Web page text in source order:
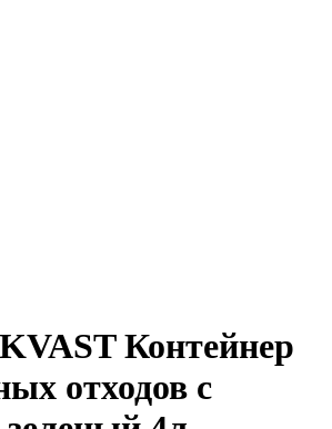
Контейнер
отходов с